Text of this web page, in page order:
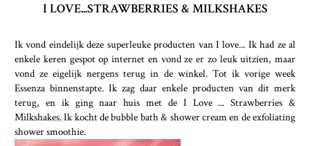
I LOVE...STRAWBERRIES & MILKSHAKES
Ik vond eindelijk deze superleuke producten van I love... Ik had ze al
enkele keren gespot op internet en vond ze er zo leuk uitzien, maar
vond ze eigelijk nergens terug in de winkel. Tot ik vorige week
Essenza binnenstapte. Ik zag daar enkele producten van dit merk
terug, en ik ging naar huis met de I Love ... Strawberries &
Milkshakes. Ik kocht de bubble bath & shower cream en de exfoliating
shower smoothie.